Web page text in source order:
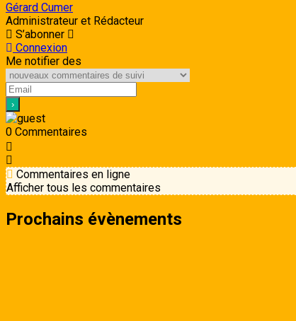
Gérard Cumer
Administrateur et Rédacteur
S’abonner
Connexion
Me notifier des
0 Commentaires
Commentaires en ligne
Afficher tous les commentaires
Prochains évènements